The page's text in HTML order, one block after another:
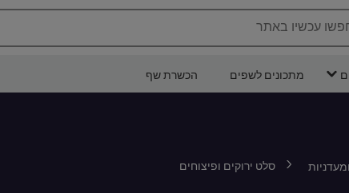
עכשיו באתר
מתכונים לשפים הכשרת שף
סלט ירוקים ופיצוחים